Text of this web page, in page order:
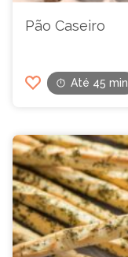
Pão Caseiro
Até 45 min